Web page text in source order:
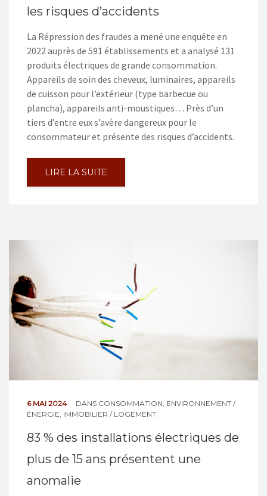
les risques d’accidents
La Répression des fraudes a mené une enquête en
2022 auprès de 591 établissements et a analysé 131
produits électriques de grande consommation.
Appareils de soin des cheveux, luminaires, appareils
de cuisson pour l’extérieur (type barbecue ou
plancha), appareils anti-moustiques… Près d’un
tiers d’entre eux s’avère dangereux pour le
consommateur et présente des risques d’accidents.
LIRE LA SUITE
6 MAI 2024 DANS CONSOMMATION ENVIRONNEMENT /
ÉNERGIE IMMOBILIER / LOGEMENT
83 % des installations électriques de
plus de 15 ans présentent une
anomalie